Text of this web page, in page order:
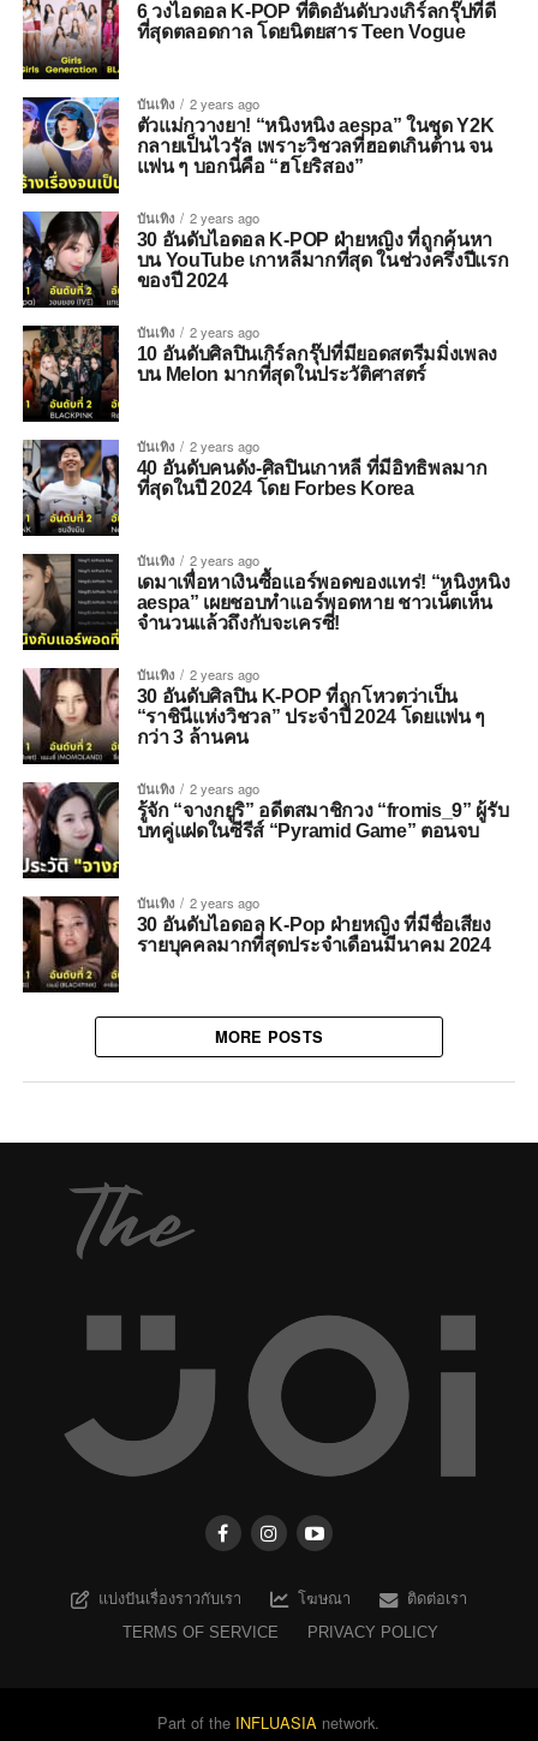
6 วงไอดอล K-POP ที่ติดอันดับวงเกิร์ลกรุ๊ปที่ดี
ที่สุดตลอดกาล โดยนิตยสาร Teen Vogue
บันเทิง 2 years ago
ตัวแม่กวางยา! “หนิงหนิง aespa” ในชุด Y2K
กลายเป็นไวรัล เพราะวิชวลที่ฮอตเกินต้าน จน
แฟน ๆ บอกนี่คือ “ฮโยริสอง”
บันเทิง 2 years ago
30 อันดับไอดอล K-POP ฝ่ายหญิง ที่ถูกค้นหา
บน YouTube เกาหลีมากที่สุด ในช่วงครึ่งปีแรก
ของปี 2024
บันเทิง 2 years ago
10 อันดับศิลปินเกิร์ลกรุ๊ปที่มียอดสตรีมมิ่งเพลง
บน Melon มากที่สุดในประวัติศาสตร์
บันเทิง 2 years ago
40 อันดับคนดัง-ศิลปินเกาหลี ที่มีอิทธิพลมาก
ที่สุดในปี 2024 โดย Forbes Korea
บันเทิง 2 years ago
เดมาเพื่อหาเงินซื้อแอร์พอดของแทร่! “หนิงหนิง
aespa” เผยชอบทำแอร์พอดหาย ชาวเน็ตเห็น
จำนวนแล้วถึงกับจะเครซี่!
บันเทิง 2 years ago
30 อันดับศิลปิน K-POP ที่ถูกโหวตว่าเป็น
“ราชินีแห่งวิชวล” ประจำปี 2024 โดยแฟน ๆ
กว่า 3 ล้านคน
บันเทิง 2 years ago
รู้จัก “จางกยูริ” อดีตสมาชิกวง “fromis_9” ผู้รับ
บทคู่แฝดในซีรีส์ “Pyramid Game” ตอนจบ
บันเทิง 2 years ago
30 อันดับไอดอล K-Pop ฝ่ายหญิง ที่มีชื่อเสียง
รายบุคคลมากที่สุดประจำเดือนมีนาคม 2024
MORE POSTS
แบ่งปันเรื่องราวกับเรา โฆษณา
ติดต่อเรา
TERMS OF SERVICE
PRIVACY POLICY
Part of the INFLUASIA network.